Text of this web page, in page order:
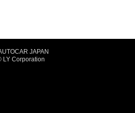
JAPAN
LY Corporation